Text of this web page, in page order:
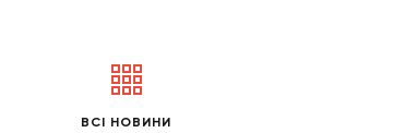
ВСІ НОВИНИ